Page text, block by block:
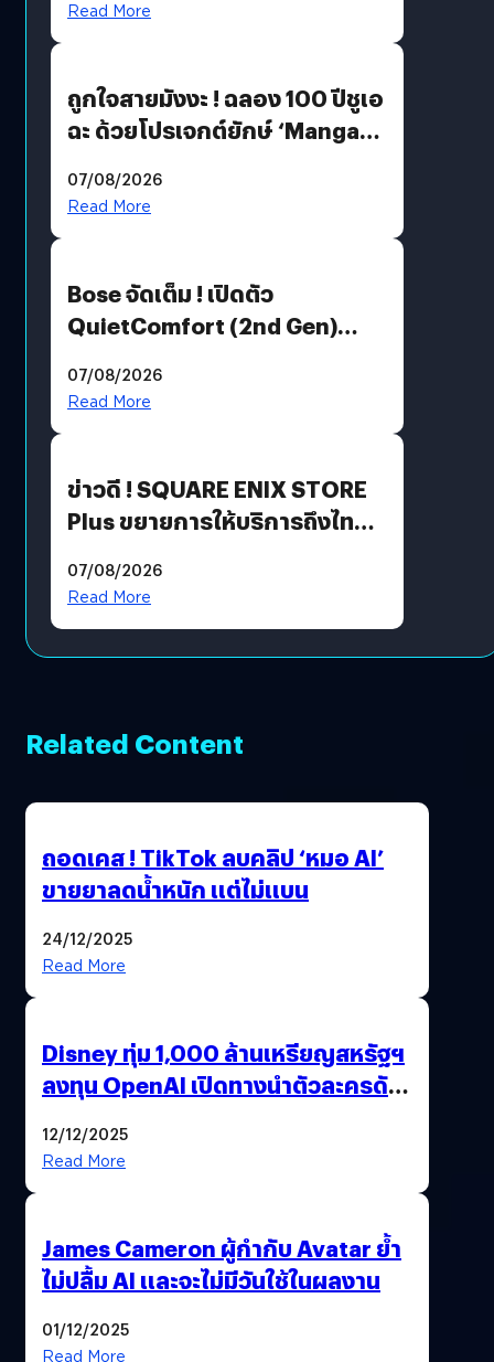
Read More
ถูกใจสายมังงะ ! ฉลอง 100 ปีชูเอ
ฉะ ด้วยโปรเจกต์ยักษ์ ‘Manga
มีภาษาไทยด้วย
07/08/2026
Read More
Bose จัดเต็ม ! เปิดตัว
QuietComfort (2nd Gen)
07/08/2026
Read More
ข่าวดี ! SQUARE ENIX STORE
Plus ขยายการให้บริการถึงไทย
โดยตรง
07/08/2026
Read More
Related Content
ถอดเคส ! TikTok ลบคลิป ‘หมอ AI’
ขายยาลดน้ำหนัก แต่ไม่แบน
24/12/2025
Read More
Disney ทุ่ม 1,000 ล้านเหรียญสหรัฐฯ
ลงทุน OpenAI เปิดทางนำตัวละครดัง
12/12/2025
Read More
James Cameron ผู้กำกับ Avatar ย้ำ
ไม่ปลื้ม AI และจะไม่มีวันใช้ในผลงาน
01/12/2025
Read More